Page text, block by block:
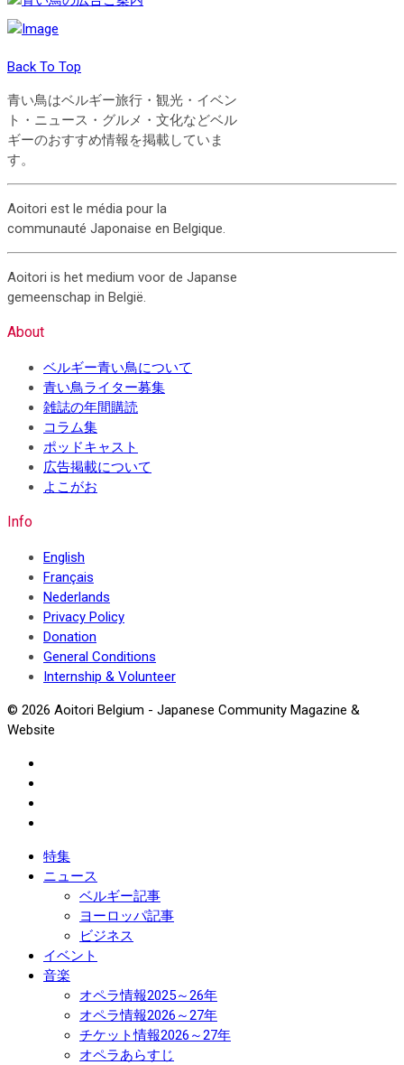
Back To Top
青い鳥はベルギー旅行・観光・イベン
ト・ニュース・グルメ・文化などベル
ギーのおすすめ情報を掲載していま
す。
Aoitori est le média pour la
communauté Japonaise en Belgique.
Aoitori is het medium voor de Japanse
gemeenschap in België.
About
ベルギー青い鳥について
青い鳥ライター募集
雑誌の年間購読
コラム集
ポッドキャスト
広告掲載について
よこがお
Info
English
Français
Nederlands
Privacy Policy
Donation
General Conditions
Internship & Volunteer
© 2026 Aoitori Belgium - Japanese Community Magazine &
Website
特集
ニュース
ベルギー記事
ヨーロッパ記事
ビジネス
イベント
音楽
オペラ情報2025～26年
オペラ情報2026～27年
チケット情報2026～27年
オペラあらすじ